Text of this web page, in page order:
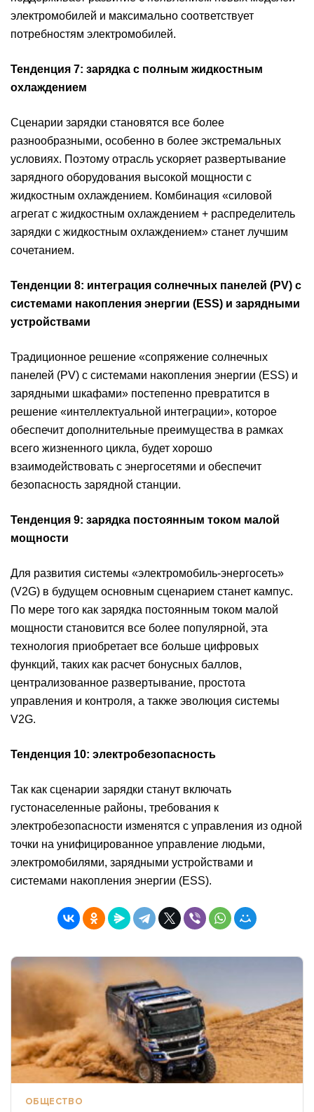
электромобилей и максимально соответствует
потребностям электромобилей.
Тенденция 7: зарядка с полным жидкостным
охлаждением
Сценарии зарядки становятся все более
разнообразными, особенно в более экстремальных
условиях. Поэтому отрасль ускоряет развертывание
зарядного оборудования высокой мощности с
жидкостным охлаждением. Комбинация «силовой
агрегат с жидкостным охлаждением + распределитель
зарядки с жидкостным охлаждением» станет лучшим
сочетанием.
Тенденции 8: интеграция солнечных панелей (PV) с
системами накопления энергии (ESS) и зарядными
устройствами
Традиционное решение «сопряжение солнечных
панелей (PV) с системами накопления энергии (ESS) и
зарядными шкафами» постепенно превратится в
решение «интеллектуальной интеграции», которое
обеспечит дополнительные преимущества в рамках
всего жизненного цикла, будет хорошо
взаимодействовать с энергосетями и обеспечит
безопасность зарядной станции.
Тенденция 9: зарядка постоянным током малой
мощности
Для развития системы «электромобиль-энергосеть»
(V2G) в будущем основным сценарием станет кампус.
По мере того как зарядка постоянным током малой
мощности становится все более популярной, эта
технология приобретает все больше цифровых
функций, таких как расчет бонусных баллов,
централизованное развертывание, простота
управления и контроля, а также эволюция системы
V2G.
Тенденция 10: электробезопасность
Так как сценарии зарядки станут включать
густонаселенные районы, требования к
электробезопасности изменятся с управления из одной
точки на унифицированное управление людьми,
электромобилями, зарядными устройствами и
системами накопления энергии (ESS).
ОБЩЕСТВО